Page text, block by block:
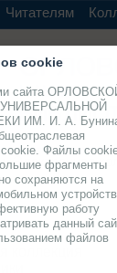
Читателям
Электронная
cookie
сайта
ИМ. И. А.
cookie. Файлы
фрагменты
сохраняются на
работу
данный
файлов